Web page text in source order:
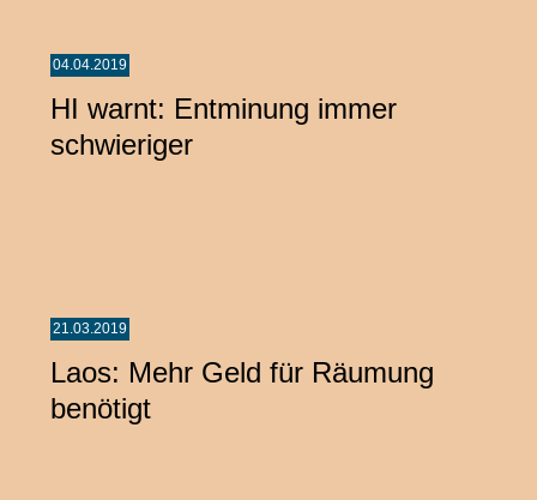
04.04.2019
HI warnt: Entminung immer
schwieriger
21.03.2019
Laos: Mehr Geld für Räumung
benötigt